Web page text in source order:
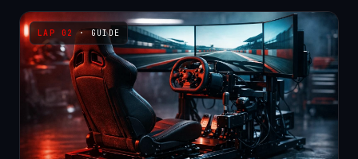
· GUIDE